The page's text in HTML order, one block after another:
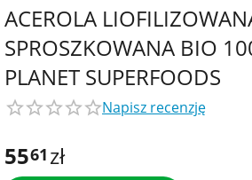
ACEROLA
SPROSZKOWANA BIO
PLANET SUPERFOODS
Napisz recenzję
5561 zł